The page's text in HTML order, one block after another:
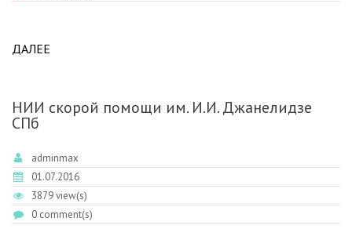
ДАЛЕЕ
НИИ скорой помощи им. И.И. Джанелидзе
СПб
adminmax
01.07.2016
3879 view(s)
0 comment(s)